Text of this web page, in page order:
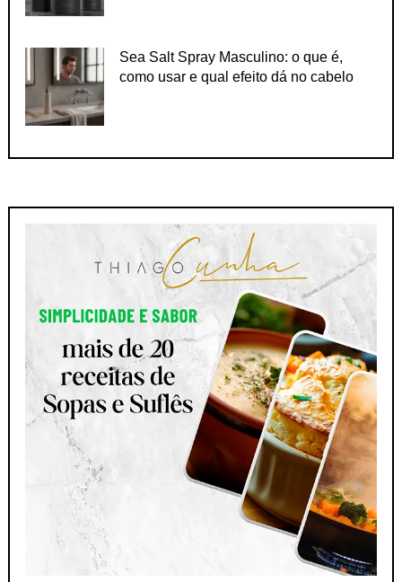
Sea Salt Spray Masculino: o que é,
como usar e qual efeito dá no cabelo